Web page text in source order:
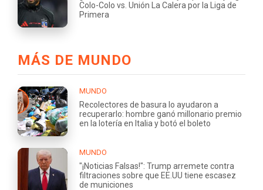
Colo-Colo vs. Unión La Calera por la Liga de
Primera
MÁS DE MUNDO
MUNDO
Recolectores de basura lo ayudaron a
recuperarlo: hombre ganó millonario premio
en la lotería en Italia y botó el boleto
MUNDO
"¡Noticias Falsas!": Trump arremete contra
filtraciones sobre que EE.UU tiene escasez
de municiones